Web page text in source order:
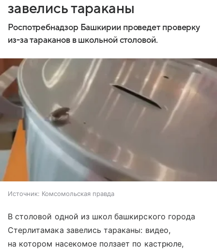
завелись тараканы
Роспотребнадзор Башкирии проведет проверку
из-за тараканов в школьной столовой.
Источник: Комсомольская правда
В столовой одной из школ башкирского города
Стерлитамака завелись тараканы: видео,
на котором насекомое ползает по кастрюле,